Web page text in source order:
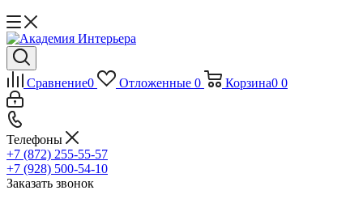
Сравнение0 Отложенные 0 Корзина0 0
Телефоны
+7 (872) 255-55-57
+7 (928) 500-54-10
Заказать звонок